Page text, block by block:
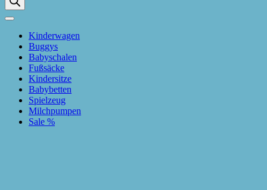
Kinderwagen
Buggys
Babyschalen
Fußsäcke
Kindersitze
Babybetten
Spielzeug
Milchpumpen
Sale %